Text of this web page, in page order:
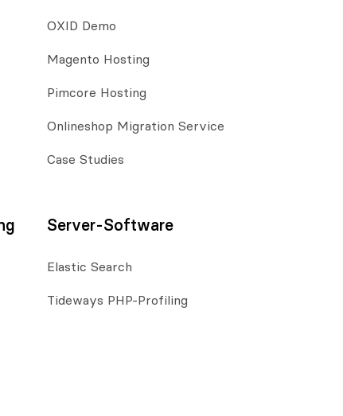
OXID Demo
Magento Hosting
Pimcore Hosting
Onlineshop Migration Service
Case Studies
Server-Software
Elastic Search
Tideways PHP-Profiling